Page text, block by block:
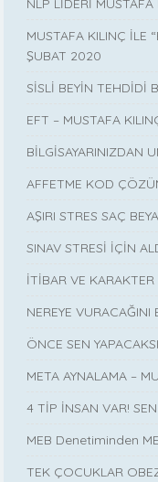
NLP LİDERİ MUSTAFA
MUSTAFA KILINÇ İLE
ŞUBAT 2020
SİSLİ BEYİN TEHDİDİ
EFT – MUSTAFA
BİLGİSAYARINIZDAN
AFFETME KOD
AŞIRI STRES SAÇ
SINAV STRESİ İÇİN
İTİBAR VE
NEREYE
ÖNCE SEN
META AYNALAMA –
4 TİP İNSAN VAR!
MEB Denetiminden
TEK ÇOCUKLAR